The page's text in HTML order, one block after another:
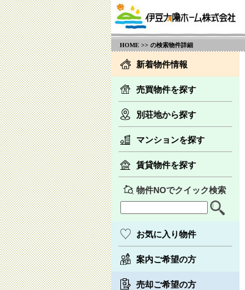
HOME >> の検索物件詳細
新着物件情報
売買物件を探す
別荘地から探す
マンションを探す
賃貸物件を探す
物件NOでクイック検索
お気に入り物件
案内ご希望の方
売却ご希望の方